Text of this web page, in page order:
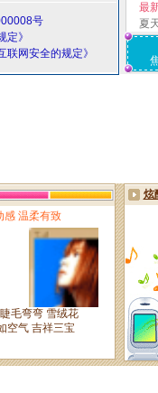
号
定》
网安全的规定》
最
夏